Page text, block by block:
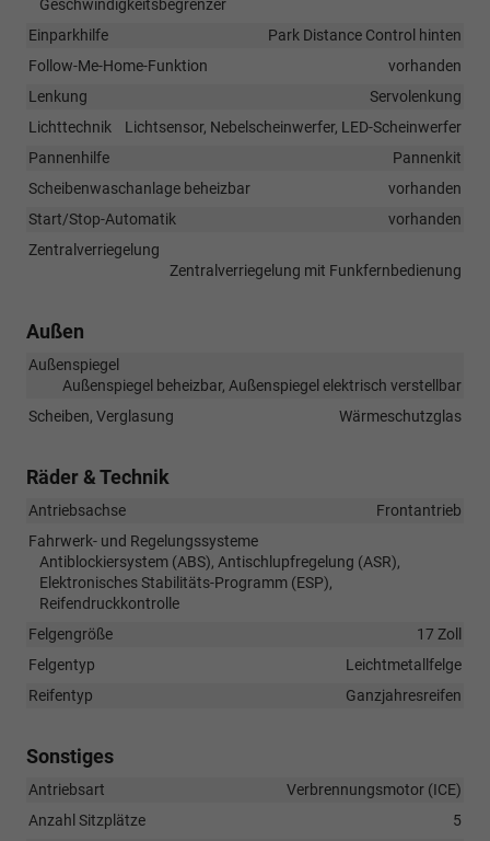
Geschwindigkeitsbegrenzer
Einparkhilfe
Park Distance Control hinten
Follow-Me-Home-Funktion
vorhanden
Lenkung
Servolenkung
Lichttechnik
Lichtsensor, Nebelscheinwerfer, LED-Scheinwerfer
Pannenhilfe
Pannenkit
Scheibenwaschanlage beheizbar
vorhanden
Start/Stop-Automatik
vorhanden
Zentralverriegelung
Zentralverriegelung mit Funkfernbedienung
Außen
Außenspiegel
Außenspiegel beheizbar, Außenspiegel elektrisch verstellbar
Scheiben, Verglasung
Wärmeschutzglas
Räder & Technik
Antriebsachse
Frontantrieb
Fahrwerk- und Regelungssysteme
Antiblockiersystem (ABS), Antischlupfregelung (ASR),
Elektronisches Stabilitäts-Programm (ESP),
Reifendruckkontrolle
Felgengröße
17 Zoll
Felgentyp
Leichtmetallfelge
Reifentyp
Ganzjahresreifen
Sonstiges
Antriebsart
Verbrennungsmotor (ICE)
Anzahl Sitzplätze
5